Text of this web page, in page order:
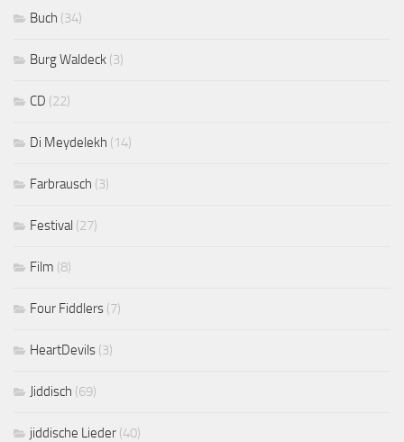
Buch (34)
Burg Waldeck (3)
CD (22)
Di Meydelekh (14)
Farbrausch (3)
Festival (27)
Film (8)
Four Fiddlers (7)
HeartDevils (3)
Jiddisch (69)
jiddische Lieder (40)